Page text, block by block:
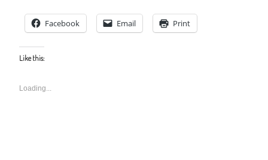
Facebook Email Print
Like this:
Loading...